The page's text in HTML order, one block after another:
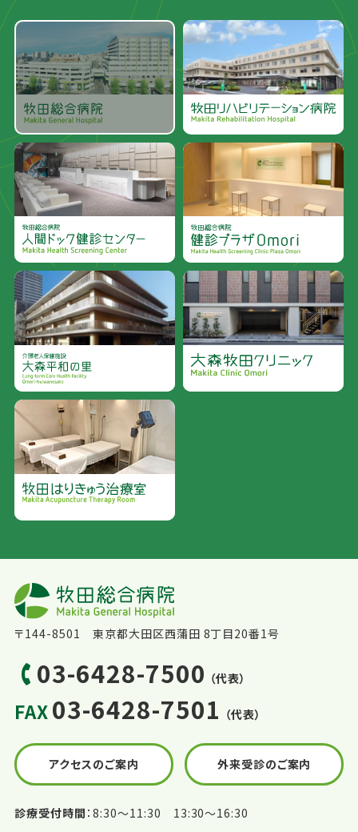
〒144-8501 東京都大田区西蒲田 8丁目20番1号
03-6428-7500 （代表）
FAX03-6428-7501 （代表）
アクセスのご案内 外来受診のご案内
診療受付時間 8:30〜11:30 13:30〜16:30